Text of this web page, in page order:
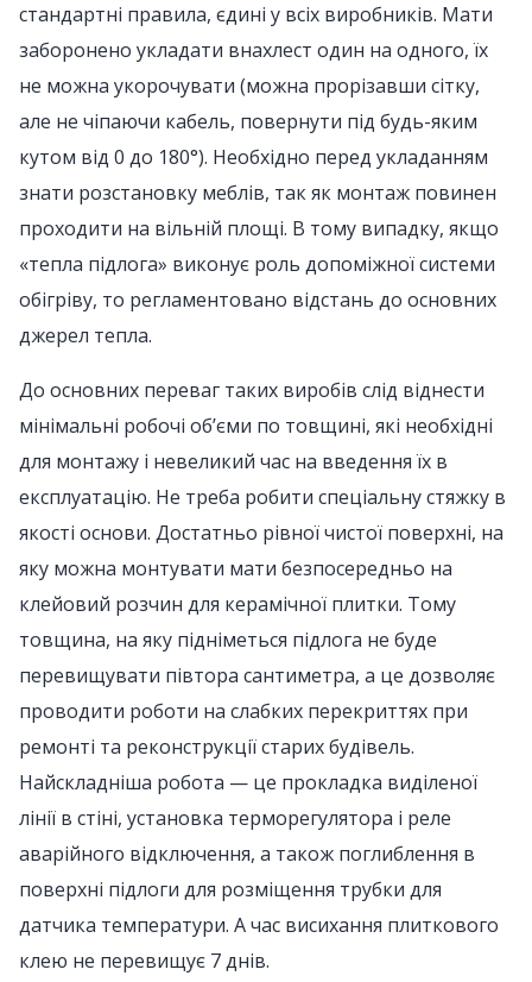
стандартні правила, єдині у всіх виробників. Мати
заборонено укладати внахлест один на одного, їх
не можна укорочувати (можна прорізавши сітку,
але не чіпаючи кабель, повернути під будь-яким
кутом від 0 до 180°). Необхідно перед укладанням
знати розстановку меблів, так як монтаж повинен
проходити на вільній площі. В тому випадку, якщо
«тепла підлога» виконує роль допоміжної системи
обігріву, то регламентовано відстань до основних
джерел тепла.
До основних переваг таких виробів слід віднести
мінімальні робочі об’єми по товщині, які необхідні
для монтажу і невеликий час на введення їх в
експлуатацію. Не треба робити спеціальну стяжку в
якості основи. Достатньо рівної чистої поверхні, на
яку можна монтувати мати безпосередньо на
клейовий розчин для керамічної плитки. Тому
товщина, на яку підніметься підлога не буде
перевищувати півтора сантиметра, а це дозволяє
проводити роботи на слабких перекриттях при
ремонті та реконструкції старих будівель.
Найскладніша робота — це прокладка виділеної
лінії в стіні, установка терморегулятора і реле
аварійного відключення, а також поглиблення в
поверхні підлоги для розміщення трубки для
датчика температури. А час висихання плиткового
клею не перевищує 7 днів.